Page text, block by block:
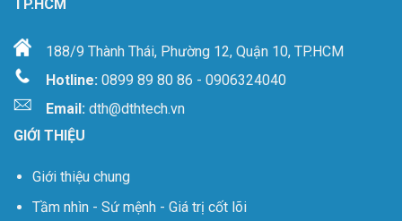
TP.HCM
188/9 Thành Thái, Phường 12, Quận 10, TP.HCM
Hotline: 0899 89 80 86 - 0906324040
Email: dth@dthtech.vn
GIỚI THIỆU
Giới thiệu chung
Tầm nhìn - Sứ mệnh - Giá trị cốt lõi